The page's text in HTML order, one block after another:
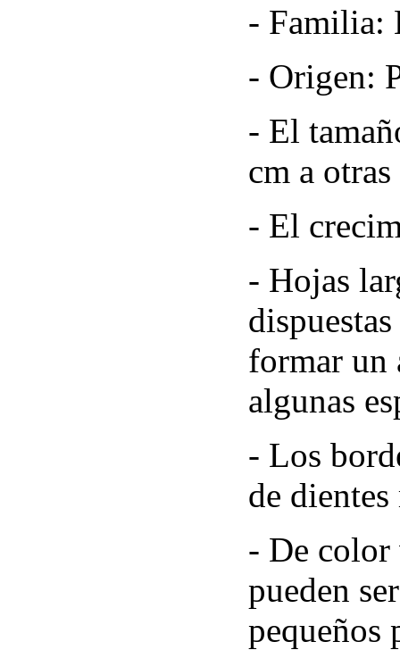
- Familia:
- Origen:
- El
cm a
- El
- Hojas
formar un
algunas
- Los
de
- De color
pueden
pequeños